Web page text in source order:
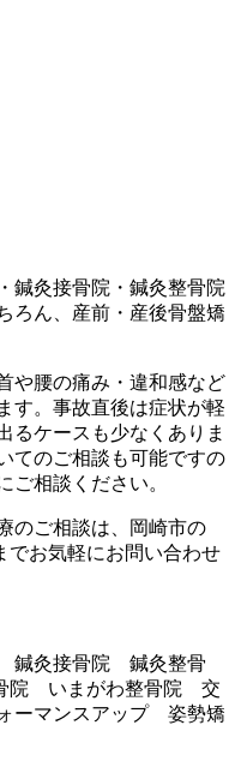
鍼灸接骨院・鍼灸整骨院
ろん、産前・産後骨盤矯
や腰の痛み・違和感など
す。事故直後は症状が軽
るケースも少なくありま
てのご相談も可能ですの
ご相談ください。
のご相談は、岡崎市の
でお気軽にお問い合わせ
灸接骨院 鍼灸整骨
院 いまがわ整骨院 交
マンスアップ 姿勢矯